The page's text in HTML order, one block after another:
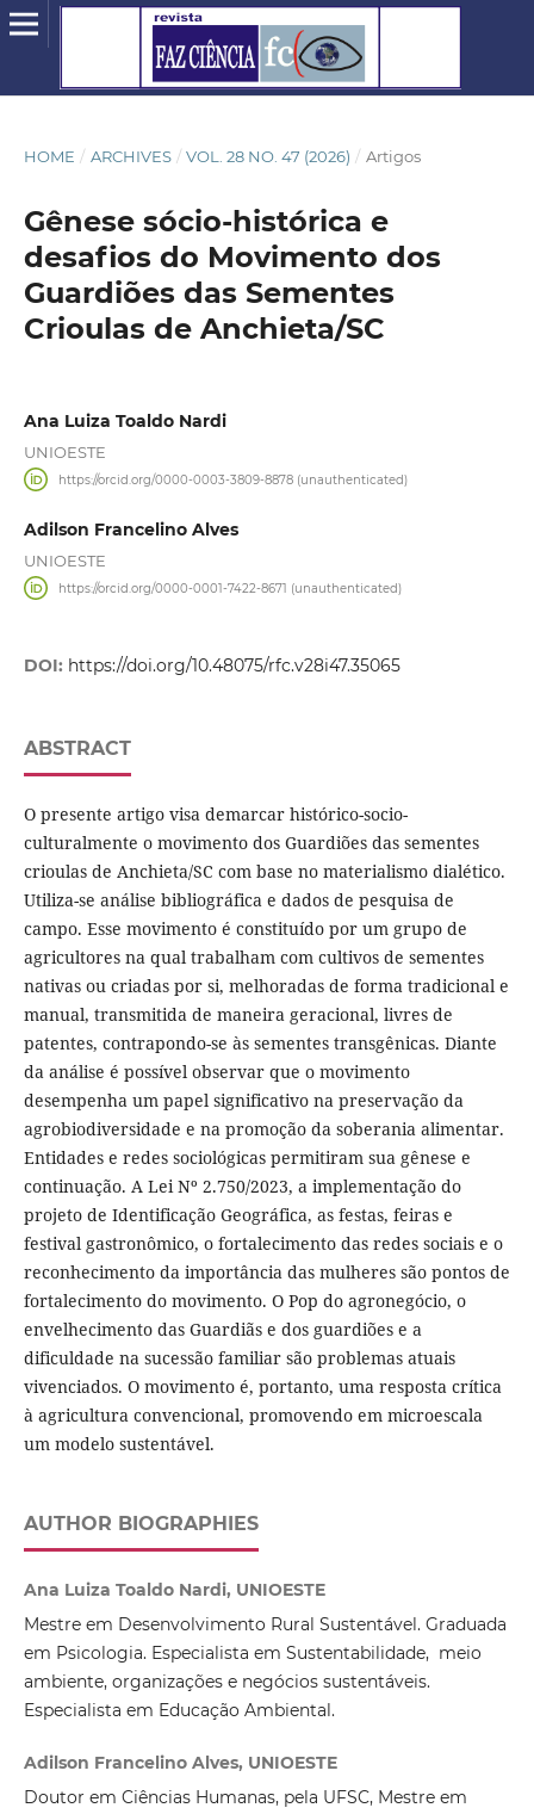
HOME / ARCHIVES / VOL. 28 NO. 47 (2026) / Artigos
Gênese sócio-histórica e
desafios do Movimento dos
Guardiões das Sementes
Crioulas de Anchieta/SC
Ana Luiza Toaldo Nardi
UNIOESTE
https://orcid.org/0000-0003-3809-8878 (unauthenticated)
Adilson Francelino Alves
UNIOESTE
https://orcid.org/0000-0001-7422-8671 (unauthenticated)
DOI: https://doi.org/10.48075/rfc.v28i47.35065
ABSTRACT
O presente artigo visa demarcar histórico-socio-
culturalmente o movimento dos Guardiões das sementes
crioulas de Anchieta/SC com base no materialismo dialético.
Utiliza-se análise bibliográfica e dados de pesquisa de
campo. Esse movimento é constituído por um grupo de
agricultores na qual trabalham com cultivos de sementes
nativas ou criadas por si, melhoradas de forma tradicional e
manual, transmitida de maneira geracional, livres de
patentes, contrapondo-se às sementes transgênicas. Diante
da análise é possível observar que o movimento
desempenha um papel significativo na preservação da
agrobiodiversidade e na promoção da soberania alimentar.
Entidades e redes sociológicas permitiram sua gênese e
continuação. A Lei Nº 2.750/2023, a implementação do
projeto de Identificação Geográfica, as festas, feiras e
festival gastronômico, o fortalecimento das redes sociais e o
reconhecimento da importância das mulheres são pontos de
fortalecimento do movimento. O Pop do agronegócio, o
envelhecimento das Guardiãs e dos guardiões e a
dificuldade na sucessão familiar são problemas atuais
vivenciados. O movimento é, portanto, uma resposta crítica
à agricultura convencional, promovendo em microescala
um modelo sustentável.
AUTHOR BIOGRAPHIES
Ana Luiza Toaldo Nardi, UNIOESTE
Mestre em Desenvolvimento Rural Sustentável. Graduada
em Psicologia. Especialista em Sustentabilidade, meio
ambiente, organizações e negócios sustentáveis.
Especialista em Educação Ambiental.
Adilson Francelino Alves, UNIOESTE
Doutor em Ciências Humanas, pela UFSC, Mestre em